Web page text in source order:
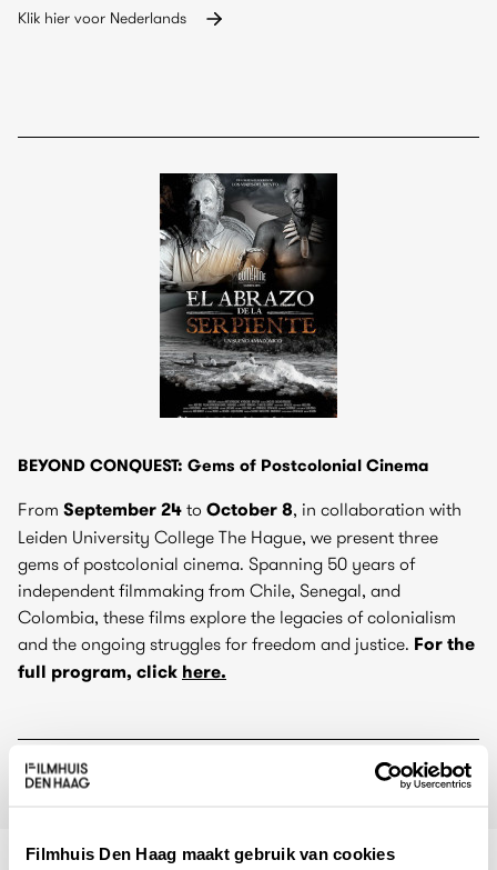
Filmhuis Den Haag maakt gebruik van cookies
Klik hier voor Nederlands
BEYOND CONQUEST: Gems of Postcolonial Cinema
From September 24 to October 8, in collaboration with
Leiden University College The Hague, we present three
gems of postcolonial cinema. Spanning 50 years of
independent filmmaking from Chile, Senegal, and
Colombia, these films explore the legacies of colonialism
and the ongoing struggles for freedom and justice. For the
full program, click here.